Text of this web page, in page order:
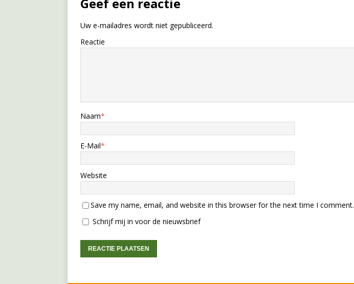
Uw e-mailadres wordt niet gepubliceerd.
Reactie
Naam*
E-Mail*
Website
Save my name, email, and website in this browser for the next time I comment.
Schrijf mij in voor de nieuwsbrief